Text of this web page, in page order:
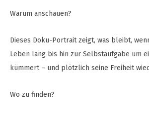
Warum anschauen?
Dieses Doku-Portrait zeigt, was bleibt,
Leben lang bis hin zur Selbstaufgabe um
kümmert – und plötzlich seine Freiheit
Wo zu finden?